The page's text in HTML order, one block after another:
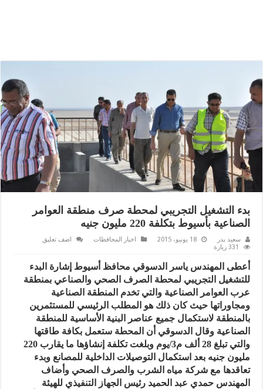
بدء التشغيل التجريبي لمحطة صرف منطقة العوامر
الصناعية بأسيوط بتكلفة 220 مليون جنيه
سعيد بدر 18 يونيو، 2015 اخبار المحافظات
اضف تعليق
331 زيارة
أعطى المهندس ياسر الدسوقي محافظ أسيوط إشارة البدء
للتشغيل التجريبي لمحطة الصرف الصحي والصناعي بمنطقة
عرب العوامر الصناعية والتي تخدم المنطقة الصناعية
ومجاوراتها حيث كان ذلك هو المطلب الرئيسي للمستثمرين
بالمنطقة لاستكمال جميع عناصر البنية الأساسية للمنطقة
الصناعية وقال الدسوقي أن المحطة ستعمل بكافة طاقتها
والتي تبلغ 28 ألف م3/يوم وبلغت تكلفة إنشاؤها ما يقارب 220
مليون جنيه بعد استكمال التوصيلات الداخلية للمصانع وبدء
تعاقدها مع شركة مياه الشرب والصرف الصحي وأضاف
المهندس حمدي عبد الحميد رئيس الجهاز التنفيذي للهيئة